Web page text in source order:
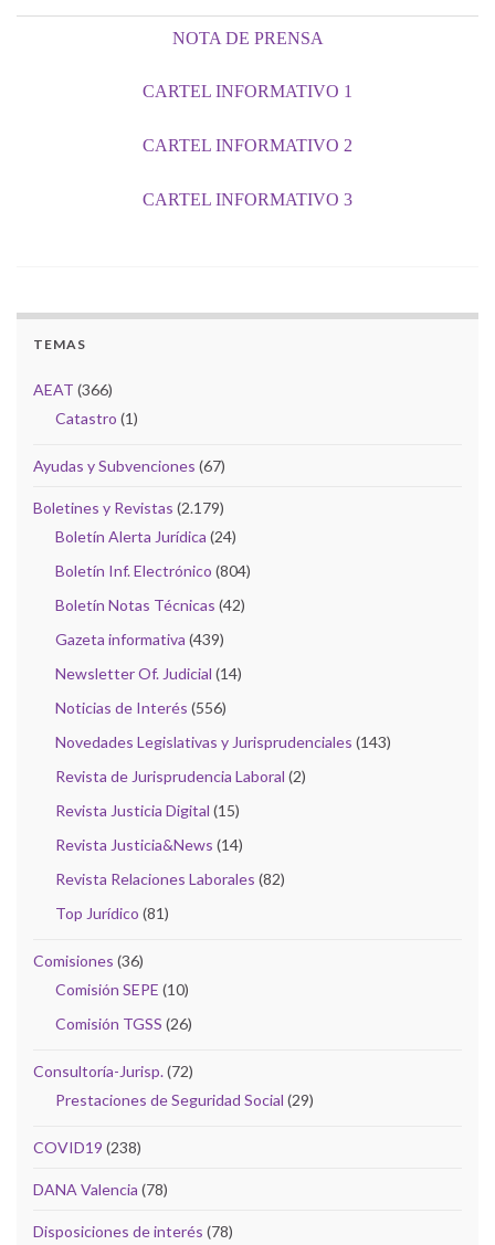
NOTA DE PRENSA
CARTEL INFORMATIVO 1
CARTEL INFORMATIVO 2
CARTEL INFORMATIVO 3
TEMAS
AEAT (366)
Catastro (1)
Ayudas y Subvenciones (67)
Boletines y Revistas (2.179)
Boletín Alerta Jurídica (24)
Boletín Inf. Electrónico (804)
Boletín Notas Técnicas (42)
Gazeta informativa (439)
Newsletter Of. Judicial (14)
Noticias de Interés (556)
Novedades Legislativas y Jurisprudenciales (143)
Revista de Jurisprudencia Laboral (2)
Revista Justicia Digital (15)
Revista Justicia&News (14)
Revista Relaciones Laborales (82)
Top Jurídico (81)
Comisiones (36)
Comisión SEPE (10)
Comisión TGSS (26)
Consultoría-Jurisp.(72)
Prestaciones de Seguridad Social (29)
COVID19 (238)
DANA Valencia (78)
Disposiciones de interés (78)